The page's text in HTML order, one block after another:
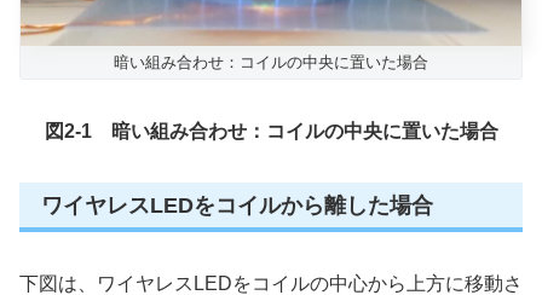
暗い組み合わせ：コイルの中央に置いた場合
図2-1 暗い組み合わせ：コイルの中央に置いた場合
ワイヤレスLEDをコイルから離した場合
下図は、ワイヤレスLEDをコイルの中心から上方に移動さ